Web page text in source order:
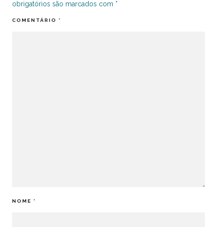
obrigatórios são marcados com *
COMENTÁRIO *
NOME *